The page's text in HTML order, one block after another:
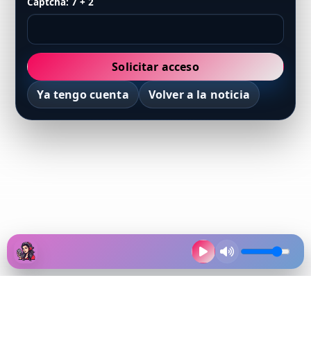
Solicitar acceso
Ya tengo cuenta
Volver a la noticia